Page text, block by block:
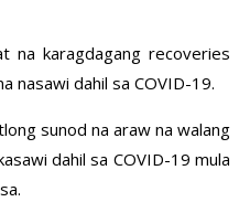
na karagdagang recoveries
nasawi dahil sa COVID-19.
sunod na araw na walang
dahil sa COVID-19 mula